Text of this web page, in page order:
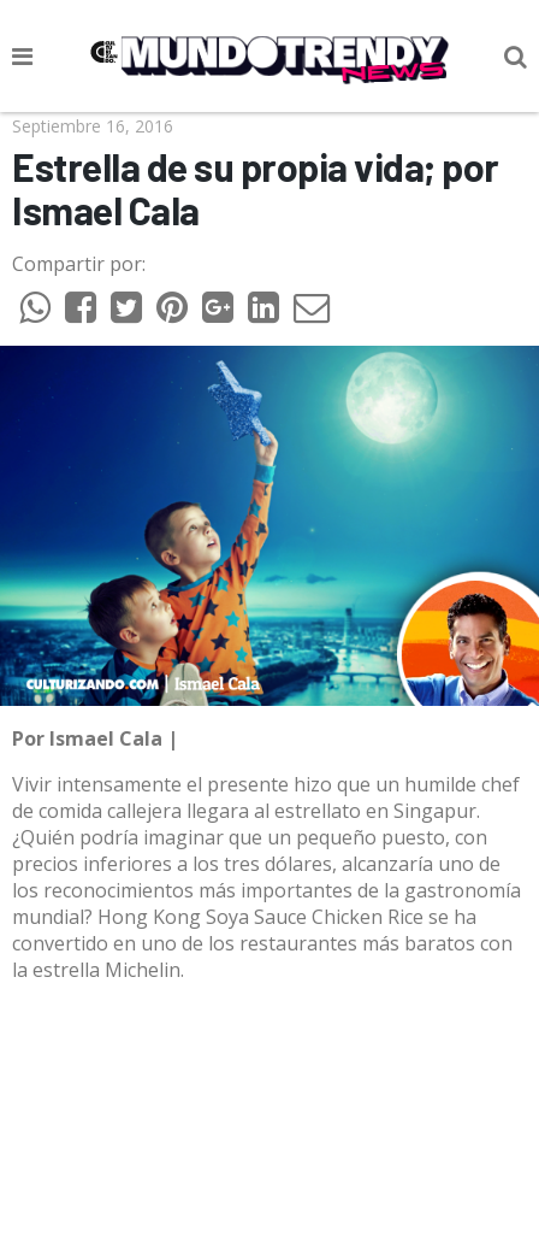
NOTICIAS
CULTURA POP
CIENCIA Y TECNOLOGÍA
VIDA
SOCIEDAD
Septiembre 16, 2016
Estrella de su propia vida; por
Ismael Cala
Compartir por:
Por Ismael Cala |
Vivir intensamente el presente hizo que un humilde chef
de comida callejera llegara al estrellato en Singapur.
¿Quién podría imaginar que un pequeño puesto, con
precios inferiores a los tres dólares, alcanzaría uno de
los reconocimientos más importantes de la gastronomía
mundial? Hong Kong Soya Sauce Chicken Rice se ha
convertido en uno de los restaurantes más baratos con
la estrella Michelin.